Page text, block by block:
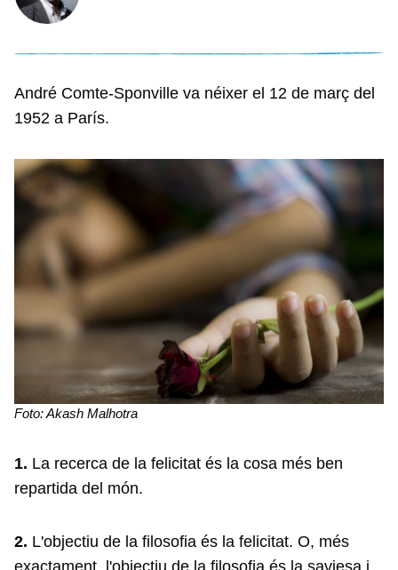
André Comte-Sponville va néixer el 12 de març del
1952 a París.
Foto: Akash Malhotra
1. La recerca de la felicitat és la cosa més ben
repartida del món.
2. L'objectiu de la filosofia és la felicitat. O, més